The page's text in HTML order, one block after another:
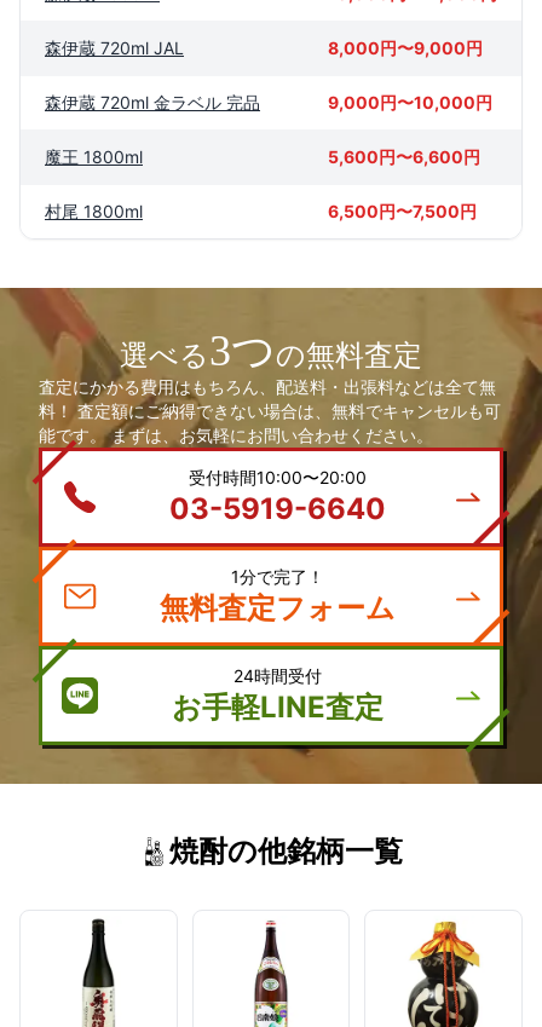
森伊蔵 720ml JAL 8,000円〜9,000円
森伊蔵 720ml 金ラベル 完品 9,000円〜10,000円
魔王 1800ml 5,600円〜6,600円
村尾 1800ml 6,500円〜7,500円
選べる3つの無料査定
査定にかかる費用はもちろん、配送料・出張料などは全て無
料！ 査定額にご納得できない場合は、無料でキャンセルも可
能です。 まずは、お気軽にお問い合わせください。
受付時間10:00〜20:00
03-5919-6640
1分で完了！
無料査定フォーム
24時間受付
お手軽LINE査定
焼酎の他銘柄一覧